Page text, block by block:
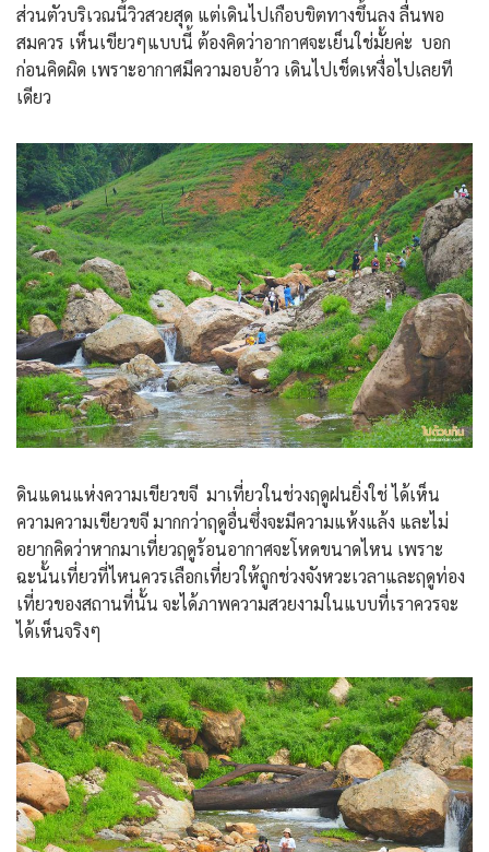
ส่วนตัวบริเวณนี้วิวสวยสุด แต่เดินไปเกือบขิตทางขึ้นลง ลื่นพอ
สมควร เห็นเขียวๆแบบนี้ ต้องคิดว่าอากาศจะเย็นใช่มั้ยค่ะ บอก
ก่อนคิดผิด เพราะอากาศมีความอบอ้าว เดินไปเช็ดเหงื่อไปเลยที
เดียว
ดินแดนแห่งความเขียวขจี มาเที่ยวในช่วงฤดูฝนยิ่งใช่ ได้เห็น
ความความเขียวขจี มากกว่าฤดูอื่นซึ่งจะมีความแห้งแล้ง และไม่
อยากคิดว่าหากมาเที่ยวฤดูร้อนอากาศจะโหดขนาดไหน เพราะ
ฉะนั้นเที่ยวที่ไหนควรเลือกเที่ยวให้ถูกช่วงจังหวะเวลาและฤดูท่อง
เที่ยวของสถานที่นั้น จะได้ภาพความสวยงามในแบบที่เราควรจะ
ได้เห็นจริงๆ